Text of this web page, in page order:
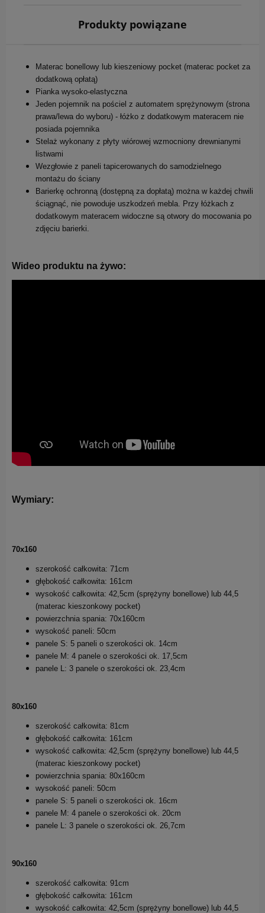
Produkty powiązane
Materac bonellowy lub kieszeniowy pocket (materac pocket za
dodatkową opłatą)
Pianka wysoko-elastyczna
Jeden pojemnik na pościel z automatem sprężynowym (strona
prawa/lewa do wyboru) - łóżko z dodatkowym materacem nie
posiada pojemnika
Stelaż wykonany z płyty wiórowej wzmocniony drewnianymi
listwami
Wezgłowie z paneli tapicerowanych do samodzielnego
montażu do ściany
Barierkę ochronną (dostępną za dopłatą) można w każdej chwili
ściągnąć, nie powoduje uszkodzeń mebla. Przy łóżkach z
dodatkowym materacem widoczne są otwory do mocowania po
zdjęciu barierki.
Wideo produktu na żywo:
Wymiary:
70x160
szerokość całkowita: 71cm
głębokość całkowita: 161cm
wysokość całkowita: 42,5cm (sprężyny bonellowe) lub 44,5
(materac kieszonkowy pocket)
powierzchnia spania: 70x160cm
wysokość paneli: 50cm
panele S: 5 paneli o szerokości ok. 14cm
panele M: 4 panele o szerokości ok. 17,5cm
panele L: 3 panele o szerokości ok. 23,4cm
80x160
szerokość całkowita: 81cm
głębokość całkowita: 161cm
wysokość całkowita: 42,5cm (sprężyny bonellowe) lub 44,5
(materac kieszonkowy pocket)
powierzchnia spania: 80x160cm
wysokość paneli: 50cm
panele S: 5 paneli o szerokości ok. 16cm
panele M: 4 panele o szerokości ok. 20cm
panele L: 3 panele o szerokości ok. 26,7cm
90x160
szerokość całkowita: 91cm
głębokość całkowita: 161cm
wysokość całkowita: 42,5cm (sprężyny bonellowe) lub 44,5